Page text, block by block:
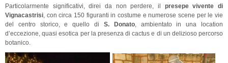
Particolarmente significativi, direi da non perdere, il presepe vivente di
Vignacastrisi, con circa 150 figuranti in costume e numerose scene per le vie
del centro storico, e quello di S. Donato, ambientato in una location
d’eccezione, quasi esotica per la presenza di cactus e di un delizioso percorso
botanico.